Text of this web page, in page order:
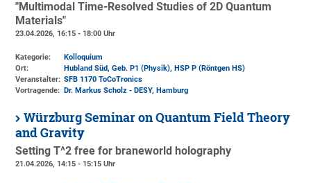
"Multimodal Time-Resolved Studies of 2D Quantum
Materials"
23.04.2026, 16:15 - 18:00 Uhr
Kategorie:
Kolloquium
Ort:
Hubland Süd, Geb. P1 (Physik), HSP P (Röntgen HS)
Veranstalter: SFB 1170 ToCoTronics
Vortragende: Dr. Markus Scholz - DESY, Hamburg
Würzburg Seminar on Quantum Field Theory
and Gravity
Setting T^2 free for braneworld holography
21.04.2026, 14:15 - 15:15 Uhr